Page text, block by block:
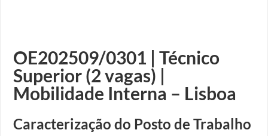
OE202509/0301 | Técnico
Superior (2 vagas) |
Mobilidade Interna – Lisboa
Caracterização do Posto de Trabalho